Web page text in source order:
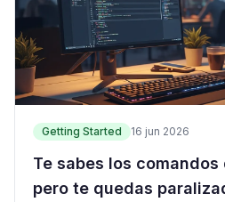
Getting Started 16 jun 2026
Te sabes los
pero te quedas